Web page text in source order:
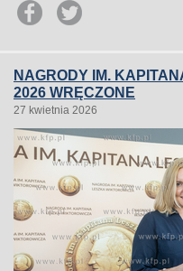
NAGRODY IM.
2026 WRĘCZONE
27 kwietnia 2026